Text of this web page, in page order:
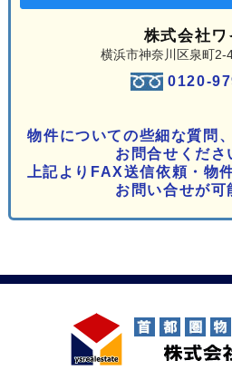
株式会社ワ
横浜市神奈川区泉町2-
0120-
物件についての些細な質問
お問合せくださ
上記よりFAX送信依頼・物
お問い合せが可